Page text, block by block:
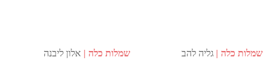
שמלות כלה גליה להב שמלות כלה אלון ליבנה